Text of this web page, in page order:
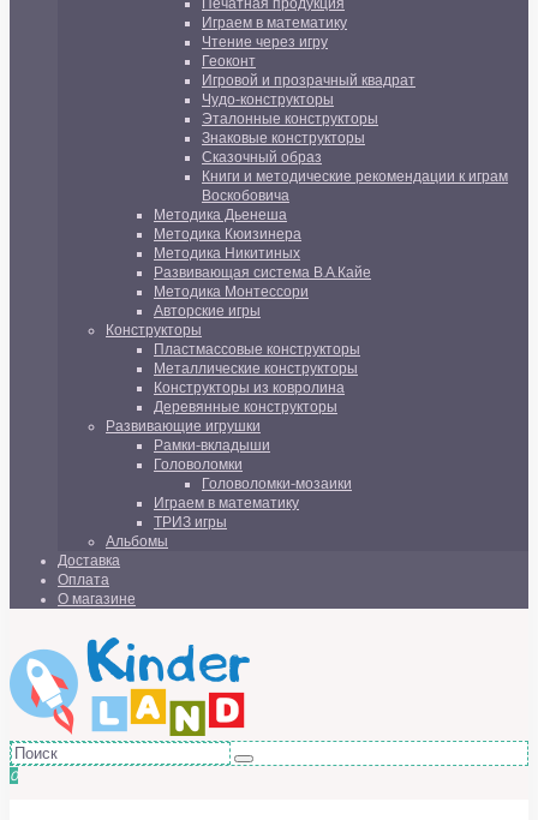
Печатная продукция
Играем в математику
Чтение через игру
Геоконт
Игровой и прозрачный квадрат
Чудо-конструкторы
Эталонные конструкторы
Знаковые конструкторы
Сказочный образ
Книги и методические рекомендации к играм
Воскобовича
Методика Дьенеша
Методика Кюизинера
Методика Никитиных
Развивающая система В.А.Кайе
Методика Монтессори
Авторские игры
Конструкторы
Пластмассовые конструкторы
Металлические конструкторы
Конструкторы из ковролина
Деревянные конструкторы
Развивающие игрушки
Рамки-вкладыши
Головоломки
Головоломки-мозаики
Играем в математику
ТРИЗ игры
Альбомы
Доставка
Оплата
О магазине
0